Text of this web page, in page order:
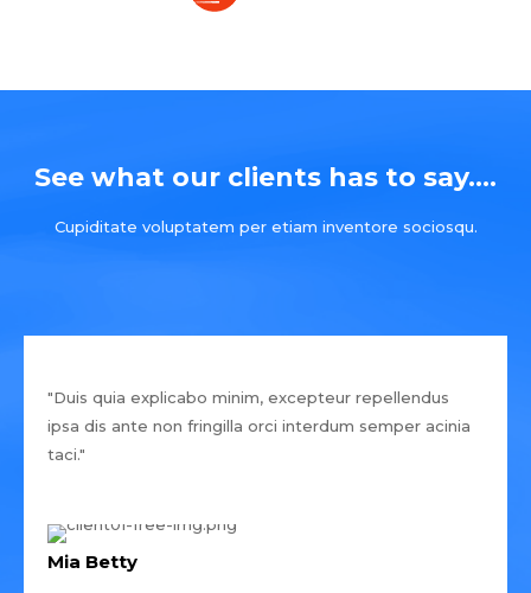
See what our clients has to say....
Cupiditate voluptatem per etiam inventore sociosqu.
"Duis quia explicabo minim, excepteur repellendus
ipsa dis ante non fringilla orci interdum semper acinia
taci."
Mia Betty